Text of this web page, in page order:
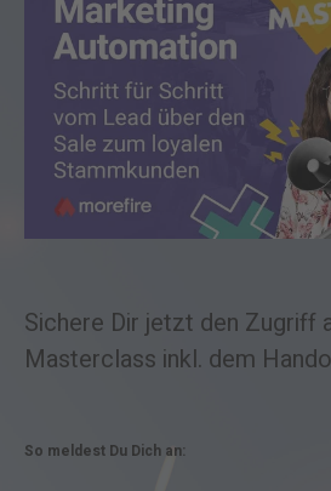
Sichere Dir jetzt den Zugriff
Masterclass inkl. dem
So meldest Du Dich an: